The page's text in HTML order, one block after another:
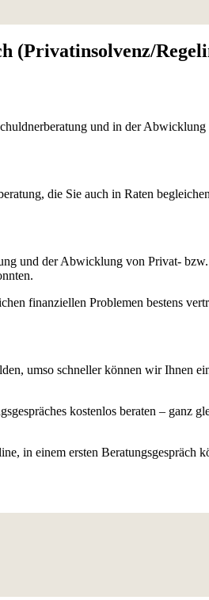
(Privatinsolvenz/
und in der
die Sie auch in Raten
und der Abwicklung von Privat-
finanziellen Problemen bestens
umso schneller können wir Ihnen
kostenlos beraten –
in einem ersten Beratungsgespräch